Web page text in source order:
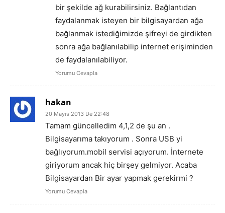
bir şekilde ağ kurabilirsiniz. Bağlantıdan
faydalanmak isteyen bir bilgisayardan ağa
bağlanmak istediğimizde şifreyi de girdikten
sonra ağa bağlanılabilip internet erişiminden
de faydalanılabiliyor.
Yorumu Cevapla
hakan
20 Mayıs 2013 De 22:48
Tamam güncelledim 4,1,2 de şu an .
Bilgisayarıma takıyorum . Sonra USB yi
bağlıyorum.mobil servisi açıyorum. İnternete
giriyorum ancak hiç birşey gelmiyor. Acaba
Bilgisayardan Bir ayar yapmak gerekirmi ?
Yorumu Cevapla